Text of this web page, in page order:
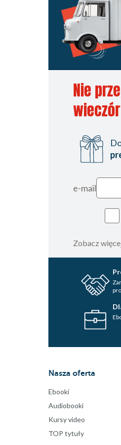
Nie
e-mail
Zobacz
Nasza oferta
Ebooki
Audiobooki
Kursy video
TOP tytuły